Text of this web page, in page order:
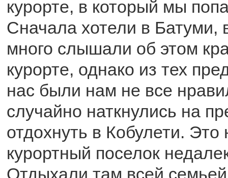
курорте, в который мы
Сначала хотели в Батуми,
много слышали об этом
курорте, однако из тех
нас были нам не все
случайно наткнулись на
отдохнуть в Кобулети.
курортный поселок
Отдыхали там всей